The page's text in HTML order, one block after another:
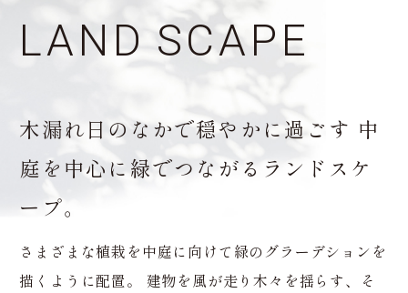
LAND SCAPE
木漏れ日のなかで穏やかに過ごす 中
庭を中心に緑でつながるランドスケ
ープ。
さまざまな植栽を中庭に向けて緑のグラーデションを
描くように配置。
建物を風が走り木々を揺らす、そ